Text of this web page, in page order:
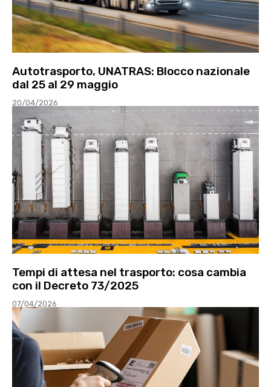
Autotrasporto, UNATRAS: Blocco nazionale
dal 25 al 29 maggio
20/04/2026
Tempi di attesa nel trasporto: cosa cambia
con il Decreto 73/2025
07/04/2026